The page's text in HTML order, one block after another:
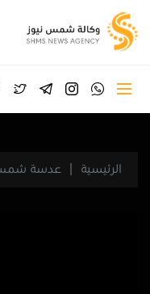
الرئيسية عدسة